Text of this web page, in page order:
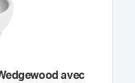
avec